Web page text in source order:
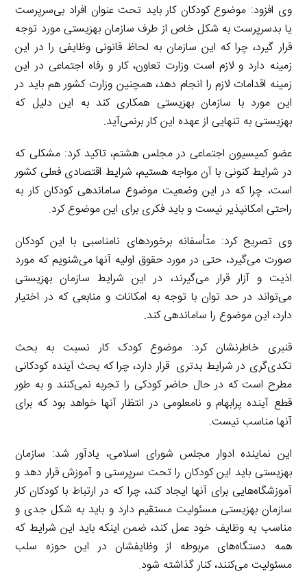
وی افزود: موضوع کودکان کار باید تحت عنوان افراد بی‌سرپرست
یا بدسرپرست به شکل خاص از طرف سازمان بهزیستی مورد توجه
قرار گیرد، چرا که این سازمان به لحاظ قانونی وظایفی را در این
زمینه دارد و لازم است وزارت تعاون، کار و رفاه اجتماعی در این
زمینه اقدامات لازم را انجام دهد، همچنین وزارت کشور هم باید در
این مورد با سازمان بهزیستی همکاری کند به این دلیل که
بهزیستی به تنهایی از عهده این کار برنمی‌آید.
عضو کمیسیون اجتماعی در مجلس هشتم، تاکید کرد: مشکلی که
در شرایط کنونی با آن مواجه هستیم، شرایط اقتصادی فعلی کشور
است، چرا که در این وضعیت موضوع ساماندهی کودکان کار به
راحتی امکانپذیر نیست و باید فکری برای این موضوع کرد.
وی تصریح کرد: متأسفانه برخوردهای نامناسبی با این کودکان
صورت می‌گیرد، حتی در مورد حقوق اولیه‌ آنها می‌شنویم که مورد
اذیت و آزار قرار می‌گیرند، در این شرایط سازمان بهزیستی
می‌تواند در حد توان با توجه به امکانات و منابعی که در اختیار
دارد، این موضوع را ساماندهی کند.
قنبری خاطرنشان کرد: موضوع کودک کار نسبت به بحث
تکدی‌گری در شرایط بدتری قرار دارد، چرا که بحث آینده کودکانی
مطرح است که در حال حاضر کودکی را تجربه نمی‌کنند و به طور
قطع آینده پرابهام و نامعلومی در انتظار آنها خواهد بود که برای
آنها مناسب نیست.
این نماینده ادوار مجلس شورای اسلامی، یادآور شد: سازمان
بهزیستی باید این کودکان را تحت سرپرستی و آموزش قرار دهد و
آموزشگاه‌هایی برای آنها ایجاد کند، چرا که در ارتباط با کودکان کار
سازمان بهزیستی مسئولیت مستقیم دارد و باید به شکل جدی و
مناسب به وظایف خود عمل کند، ضمن اینکه باید این شرایط که
همه دستگاه‌های مربوطه از وظایفشان در این حوزه سلب
مسئولیت می‌کنند، کنار گذاشته شود.